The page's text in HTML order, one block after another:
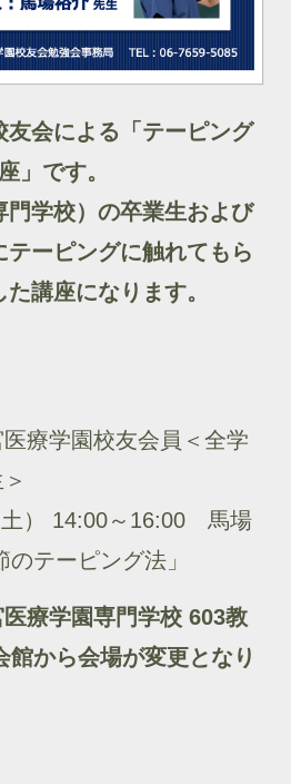
友会による「テーピング
」です。
門学校）の卒業生および
ーピングに触れてもら
講座になります。
療学園校友会員＜全学
土） 14:00～16:00 馬場
テーピング法」
療学園専門学校 603教
から会場が変更となり